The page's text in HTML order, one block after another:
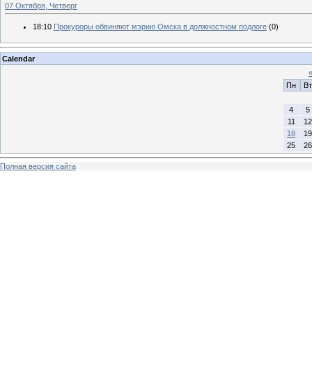
07 Октября, Четверг
18:10 Прокуроры обвиняют мэрию Омска в должностном подлоге (0)
Calendar
«
Пн
Вт
4
5
11
12
18
19
25
26
Полная версия сайта